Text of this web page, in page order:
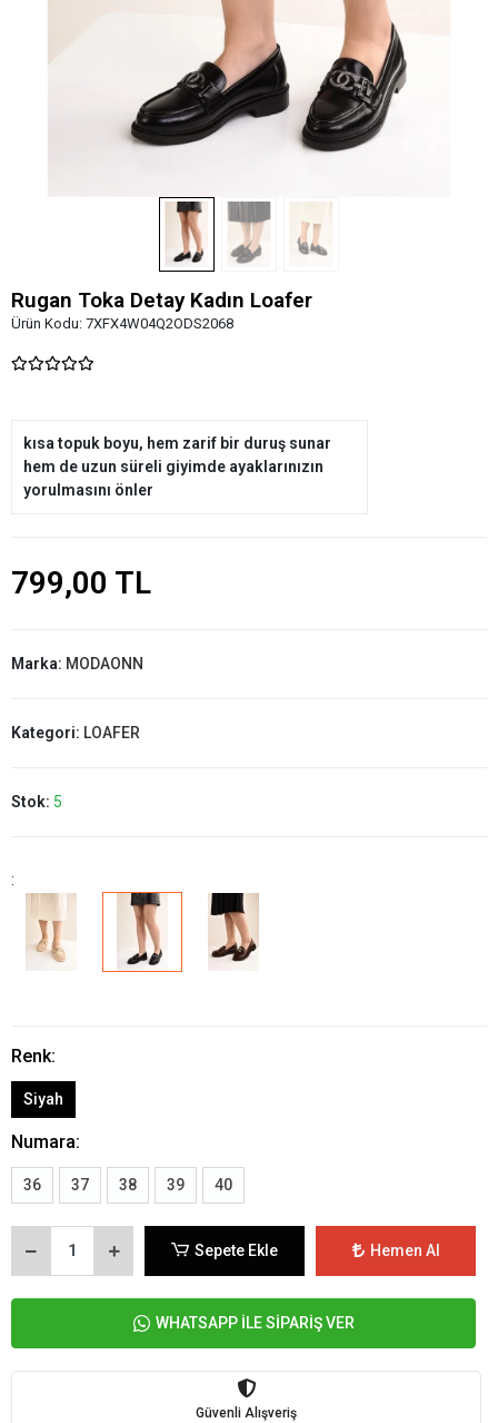
Rugan Toka Detay Kadın Loafer
Ürün Kodu: 7XFX4W04Q2ODS2068
kısa topuk boyu, hem zarif bir duruş sunar
hem de uzun süreli giyimde ayaklarınızın
yorulmasını önler
799,00 TL
Marka: MODAONN
Kategori: LOAFER
Stok: 5
:
Renk:
Siyah
Numara:
36 37 38 39 40
Sepete Ekle Hemen Al
WHATSAPP İLE SİPARİŞ VER
Güvenli Alışveriş